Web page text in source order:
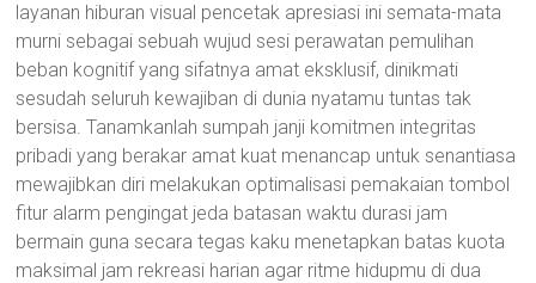
layanan hiburan visual pencetak apresiasi ini semata-mata
murni sebagai sebuah wujud sesi perawatan pemulihan
beban kognitif yang sifatnya amat eksklusif, dinikmati
sesudah seluruh kewajiban di dunia nyatamu tuntas tak
bersisa. Tanamkanlah sumpah janji komitmen integritas
pribadi yang berakar amat kuat menancap untuk senantiasa
mewajibkan diri melakukan optimalisasi pemakaian tombol
fitur alarm pengingat jeda batasan waktu durasi jam
bermain guna secara tegas kaku menetapkan batas kuota
maksimal jam rekreasi harian agar ritme hidupmu di dua